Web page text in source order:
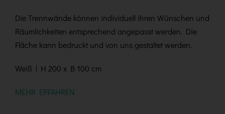
Die Trennwände können individuell ihren Wünschen und
Räumlichkeiten entsprechend angepasst werden. Die
Fläche kann bedruckt und von uns gestaltet werden.
Weiß | H 200 x B 100 cm
MEHR ERFAHREN